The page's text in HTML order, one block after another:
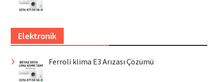
Elektronik
Ferroli klima E3 Arızası Çözümü